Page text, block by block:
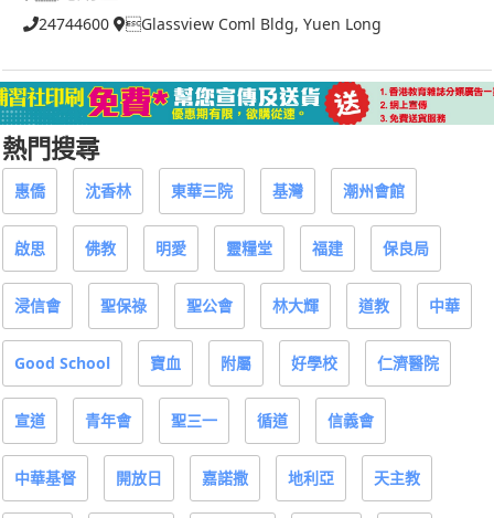
24744600 Glassview Coml Bldg, Yuen Long
熱門搜尋
惠僑 沈香林 東華三院 基灣 潮州會館
啟思 佛教 明愛 靈糧堂 福建 保良局
浸信會 聖保祿 聖公會 林大輝 道教 中華
Good School 寶血 附屬 好學校 仁濟醫院
宣道 青年會 聖三一 循道 信義會
中華基督 開放日 嘉諾撒 地利亞 天主教